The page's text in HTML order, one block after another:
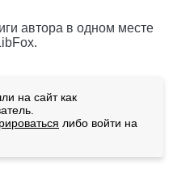
автора в одном месте
на сайт как
либо войти на